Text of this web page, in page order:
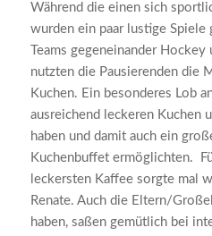
Während die einen sich
wurden ein paar lustige Spiele
Teams gegeneinander
nutzten die Pausierenden die
Kuchen. Ein besonderes Lob
ausreichend leckeren Kuchen
haben und damit auch ein
Kuchenbuffet ermöglichten.
leckersten Kaffee sorgte mal
Renate. Auch die Eltern/
haben, saßen gemütlich bei